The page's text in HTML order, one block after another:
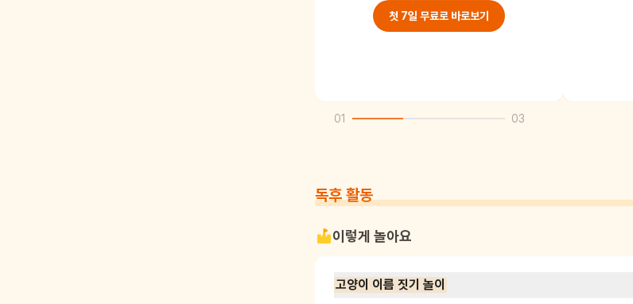
첫 7일 무료로 바로보기
01 03
독후 활동
이렇게 놀아요
고양이 이름 짓기 놀이